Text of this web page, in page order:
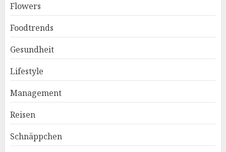
Flowers
Foodtrends
Gesundheit
Lifestyle
Management
Reisen
Schnäppchen